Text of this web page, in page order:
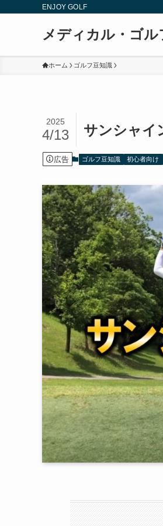
ENJOY GOLF
メディカル・ゴル
ホーム ゴルフ豆知識
サンシャイ
2025
4/13
広告 ゴルフ豆知識 初心者向け